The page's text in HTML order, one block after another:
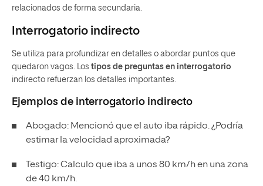
relacionados de forma secundaria.
Interrogatorio indirecto
Se utiliza para profundizar en detalles o abordar puntos que
quedaron vagos. Los tipos de preguntas en interrogatorio
indirecto refuerzan los detalles importantes.
Ejemplos de interrogatorio indirecto
Abogado: Mencionó que el auto iba rápido. ¿Podría
estimar la velocidad aproximada?
Testigo: Calculo que iba a unos 80 km/h en una zona
de 40 km/h.